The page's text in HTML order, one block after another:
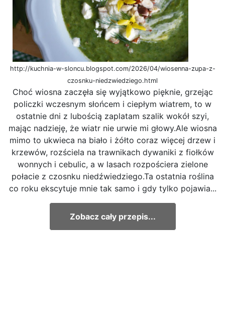
http://kuchnia-w-sloncu.blogspot.com/2026/04/wiosenna-zupa-z-
czosnku-niedzwiedziego.html
Choć wiosna zaczęła się wyjątkowo pięknie, grzejąc
policzki wczesnym słońcem i ciepłym wiatrem, to w
ostatnie dni z lubością zaplatam szalik wokół szyi,
mając nadzieję, że wiatr nie urwie mi głowy.Ale wiosna
mimo to ukwieca na biało i żółto coraz więcej drzew i
krzewów, rozściela na trawnikach dywaniki z fiołków
wonnych i cebulic, a w lasach rozpościera zielone
połacie z czosnku niedźwiedziego.Ta ostatnia roślina
co roku ekscytuje mnie tak samo i gdy tylko pojawia...
Zobacz cały przepis...